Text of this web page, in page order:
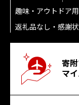
趣味・アウトドア
返礼品なし・感謝状
寄
マ